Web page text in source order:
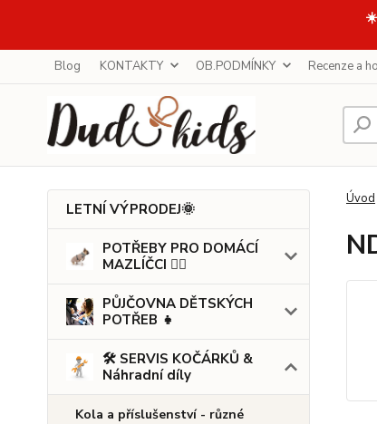
Blog KONTAKTY OB.PODMÍNKY Recenze a
LETNÍ VÝPRODEJ🌞
POTŘEBY PRO DOMÁCÍ
MAZLÍČCI 🐕‍🦺
PŮJČOVNA DĚTSKÝCH
POTŘEB 👧
🛠️ SERVIS KOČÁRKŮ &
Náhradní díly
Kola a příslušenství - různé
Úvod